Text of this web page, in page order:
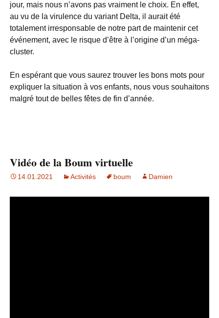
jour, mais nous n’avons pas vraiment le choix. En effet,
au vu de la virulence du variant Delta, il aurait été
totalement irresponsable de notre part de maintenir cet
événement, avec le risque d’être à l’origine d’un méga-
cluster.
En espérant que vous saurez trouver les bons mots pour
expliquer la situation à vos enfants, nous vous souhaitons
malgré tout de belles fêtes de fin d’année.
Vidéo de la Boum virtuelle
14.01.2021 Activités boum Damien